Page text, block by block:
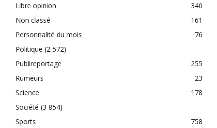
Libre opinion
340
Non classé
161
Personnalité du mois
76
Politique (2 572)
Publireportage
255
Rumeurs
23
Science
178
Société (3 854)
Sports
758